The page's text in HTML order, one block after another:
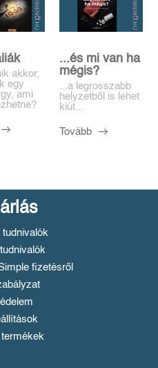
akkor,
egy
ami
...és mi van ha
mégis?
...a legrosszabb
helyzetből is lehet
kiút...
Tovább
fizetésről